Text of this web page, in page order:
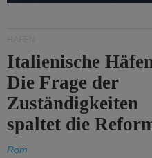
Italienische
Die Frage der
Zuständigkeiten
spaltet die
Rom